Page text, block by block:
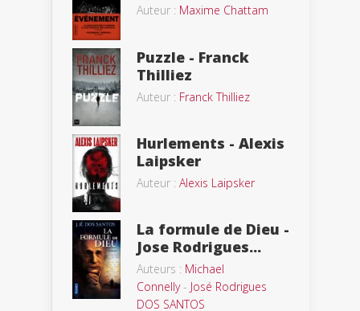
Auteur : Maxime Chattam
Puzzle - Franck
Thilliez
Auteur : Franck Thilliez
Hurlements - Alexis
Laipsker
Auteur : Alexis Laipsker
La formule de Dieu -
Jose Rodrigues...
Auteurs : Michael
Connelly- José Rodrigues
DOS SANTOS